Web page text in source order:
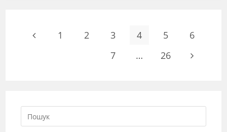
1 2 3 4 5
6
7
… 26